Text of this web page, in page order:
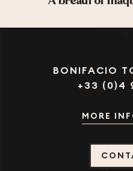
BONIFACIO
+33 (0)4
MORE